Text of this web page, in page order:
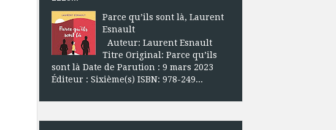
Parce qu’ils sont là, Laurent
Esnault
Auteur: Laurent Esnault
Titre Original: Parce qu’ils
sont là Date de Parution : 9 mars 2023
Éditeur : Sixième(s) ISBN: 978-249...